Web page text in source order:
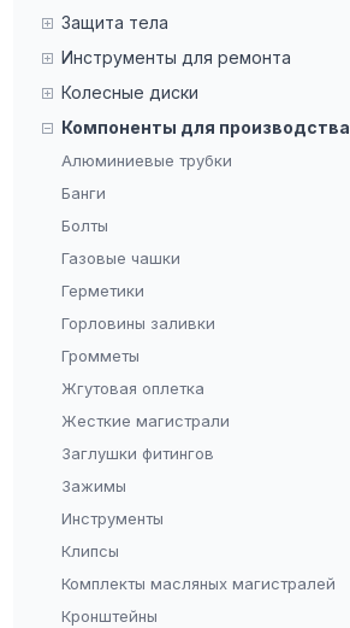
Защита тела
Инструменты для ремонта
Колесные диски
Компоненты для производства
Алюминиевые трубки
Банги
Болты
Газовые чашки
Герметики
Горловины заливки
Громметы
Жгутовая оплетка
Жесткие магистрали
Заглушки фитингов
Зажимы
Инструменты
Клипсы
Комплекты масляных магистралей
Кронштейны